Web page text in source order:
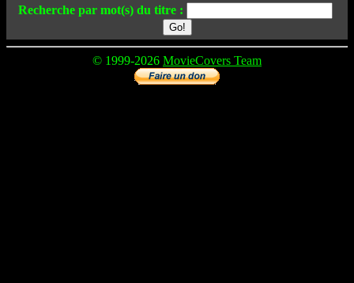
Recherche par mot(s) du titre :
© 1999-2026 MovieCovers Team